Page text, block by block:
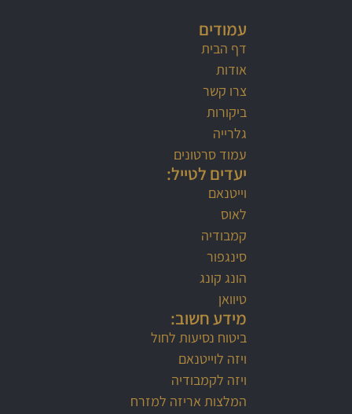
עמודים
דף הבית
אודות
צרו קשר
ביקורות
גלרייה
עמוד סרטונים
יעדים לטייל:
וייטנאם
לאוס
קמבודיה
סינגפור
הונג קונג
טיוואן
מידע חשוב:
ביטוח נסיעות לחול
ויזה לוייטנאם
ויזה לקמבודיה
המלצות אריזה למזרח